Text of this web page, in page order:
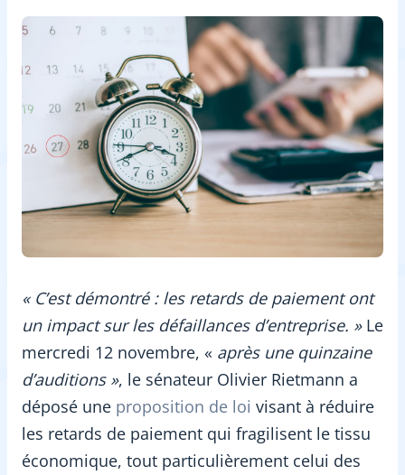
« C’est démontré : les retards de paiement ont
un impact sur les défaillances d’entreprise. » Le
mercredi 12 novembre, « après une quinzaine
d’auditions », le sénateur Olivier Rietmann a
déposé une proposition de loi visant à réduire
les retards de paiement qui fragilisent le tissu
économique, tout particulièrement celui des